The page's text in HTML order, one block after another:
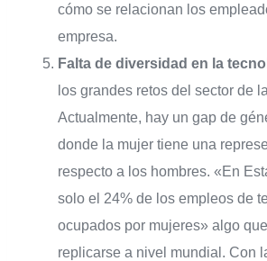
cómo se relacionan los
empresa.
Falta de diversidad en la
los grandes retos del sector de
Actualmente, hay un gap de
donde la mujer tiene una
respecto a los hombres. «En
solo el 24% de los empleos de
ocupados por mujeres» algo
replicarse a nivel mundial. Con